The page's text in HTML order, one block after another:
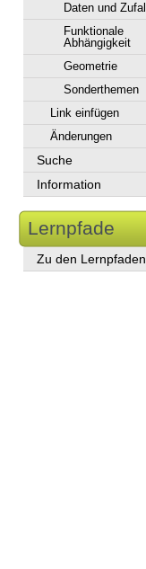
Daten und Zufall
Funktionale
Abhängigkeit
Geometrie
Sonderthemen
Link einfügen
Änderungen
Suche
Information
Lernpfade
Zu den Lernpfaden